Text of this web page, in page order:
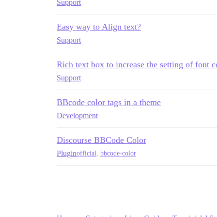
Support
Easy way to Align text?
Support
Rich text box to increase the setting of font
Support
BBcode color tags in a theme
Development
Discourse BBCode Color
Pluginofficial, bbcode-color